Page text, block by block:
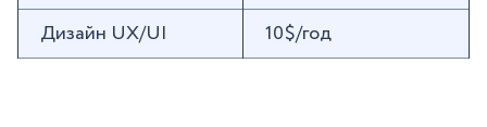
Дизайн UX/UI
10$/год